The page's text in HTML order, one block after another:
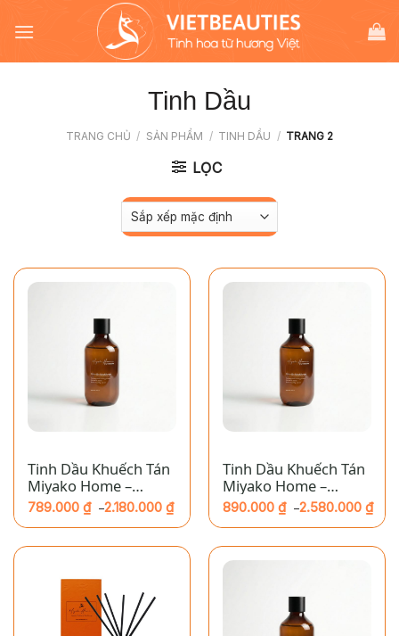
đến
Tinh Dầu
TRANG CHỦ / SẢN PHẨM / TINH DẦU / TRANG 2
LỌC
Tinh Dầu Khuếch Tán
Miyako Home –
Armani Sisi
789.000 ₫ –2.180.000 ₫
giá:
789.000 ₫
Tinh Dầu Khuếch Tán
Miyako Home –
Baccarat
890.000 ₫ –2.580.000 ₫
giá:
890.000 ₫
đến
2.580.000 ₫